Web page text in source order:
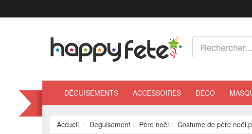
DÉGUISEMENTS ACCESSOIRES DÉCO
Accueil Deguisement Père noël Costume de père noël